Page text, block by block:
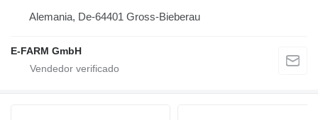
Alemania, De-64401 Gross-Bieberau
E-FARM GmbH